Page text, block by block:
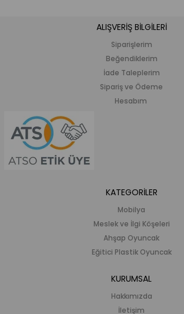
ALIŞVERİŞ BİLGİLERİ
Siparişlerim
Beğendiklerim
İade Taleplerim
Sipariş ve Ödeme
Hesabım
KATEGORİLER
Mobilya
Meslek ve İlgi Köşeleri
Ahşap Oyuncak
Eğitici Plastik Oyuncak
KURUMSAL
Hakkımızda
İletişim